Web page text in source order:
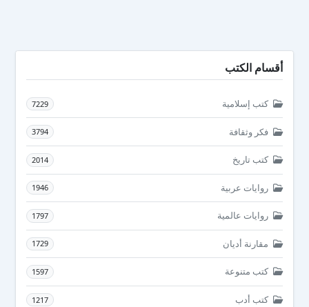
أقسام الكتب
كتب إسلامية 7229
فكر وثقافة 3794
كتب تاريخ 2014
روايات عربية 1946
روايات عالمية 1797
مقارنة أديان 1729
كتب متنوعة 1597
كتب أدب 1217